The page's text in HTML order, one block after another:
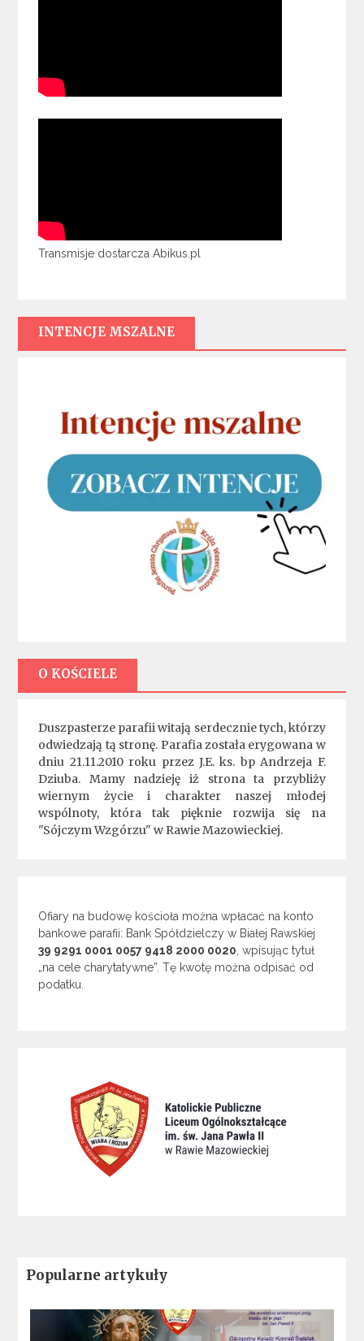
Transmisje dostarcza Abikus.pl
INTENCJE MSZALNE
O KOŚCIELE
Duszpasterze parafii witają serdecznie tych, którzy
odwiedzają tą stronę. Parafia została erygowana w
dniu 21.11.2010 roku przez J.E. ks. bp Andrzeja F.
Dziuba. Mamy nadzieję iż strona ta przybliży
wiernym życie i charakter naszej młodej
wspólnoty, która tak pięknie rozwija się na
"Sójczym Wzgórzu" w Rawie Mazowieckiej.
Ofiary na budowę kościoła można wpłacać na konto
bankowe parafii: Bank Spółdzielczy w Białej Rawskiej
39 9291 0001 0057 9418 2000 0020, wpisując tytuł
„na cele charytatywne”. Tę kwotę można odpisać od
podatku.
Popularne artykuły